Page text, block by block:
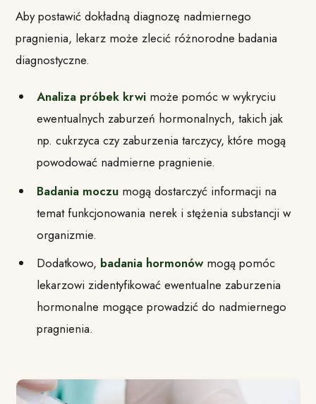
Aby postawić dokładną diagnozę nadmiernego
pragnienia, lekarz może zlecić różnorodne badania
diagnostyczne.
Analiza próbek krwimoże pomóc w wykryciu
ewentualnych zaburzeń hormonalnych, takich jak
np. cukrzyca czy zaburzenia tarczycy, które mogą
powodować nadmierne pragnienie.
Badania moczumogą dostarczyć informacji na
temat funkcjonowania nerek i stężenia substancji w
organizmie.
Dodatkowo, badania hormonów mogą pomóc
lekarzowi zidentyfikować ewentualne zaburzenia
hormonalne mogące prowadzić do nadmiernego
pragnienia.